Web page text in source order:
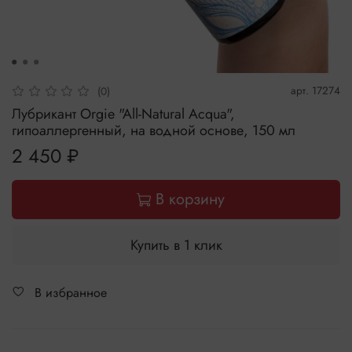
(0) арт. 17274
Лубрикант Orgie "All-Natural Acqua",
гипоаллергенный, на водной основе, 150 мл
2 450 ₽
В корзину
Купить в 1 клик
В избранное